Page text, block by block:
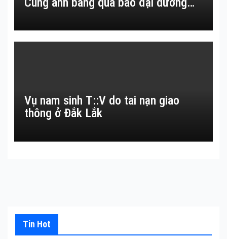
Vụ nam sinh T::V do tai nạn giao
thông ở Đắk Lắk
Tin Hot